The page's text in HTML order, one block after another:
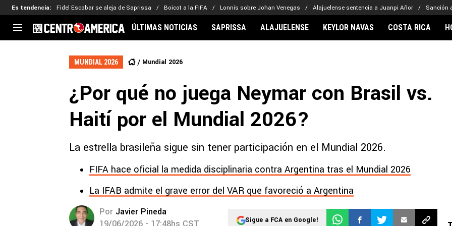
Es tendencia: Fidel Escobar se aleja de Saprissa Boicot a la FIFA Lonnis sobre Johan Venegas Alajuelense sentencia a Juanpi Añor Sanción
CENTROAMÉRICA
CONCACAF
Liga de Naciones
Eliminatorias
Copa de Campeones
Copa Centroamericana
MLS
Kervin Arriaga
Adalberto Carrasquilla
Nathaniel Méndez-Laing
Alajuelense
Olimpia
Real Estelí
Noticias
ÚLTIMAS NOTICIAS SAPRISSA ALAJUELENSE KEYLOR NAVAS COSTA RICA
MUNDIAL 2026 Mundial 2026
¿Por qué no juega Neymar con Brasil vs.
Haití por el Mundial 2026?
La estrella brasileña sigue sin tener participación en el Mundial 2026.
FIFA hace oficial la medida disciplinaria contra Argentina tras el Mundial 2026
La IFAB admite el grave error del VAR que favoreció a Argentina
Por Javier Pineda
Sigue a FCA en Google!